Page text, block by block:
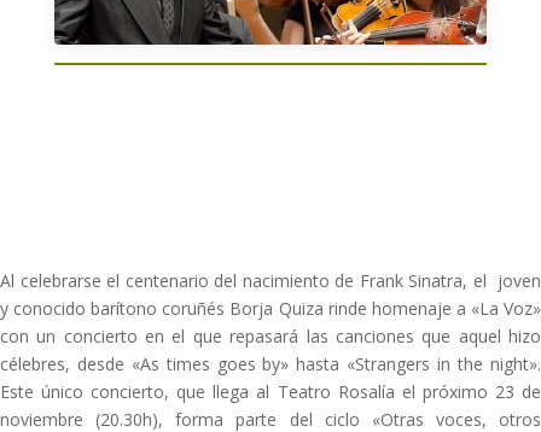
Al celebrarse el centenario del nacimiento de Frank Sinatra, el joven
y conocido barítono coruñés Borja Quiza rinde homenaje a «La Voz»
con un concierto en el que repasará las canciones que aquel hizo
célebres, desde «As times goes by» hasta «Strangers in the night».
Este único concierto, que llega al Teatro Rosalía el próximo 23 de
noviembre (20.30h), forma parte del ciclo «Otras voces, otros